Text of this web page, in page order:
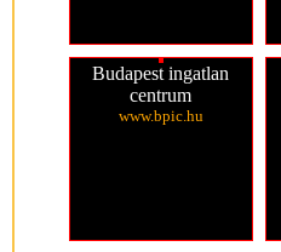
Budapest ingatlan
centrum
www.bpic.hu